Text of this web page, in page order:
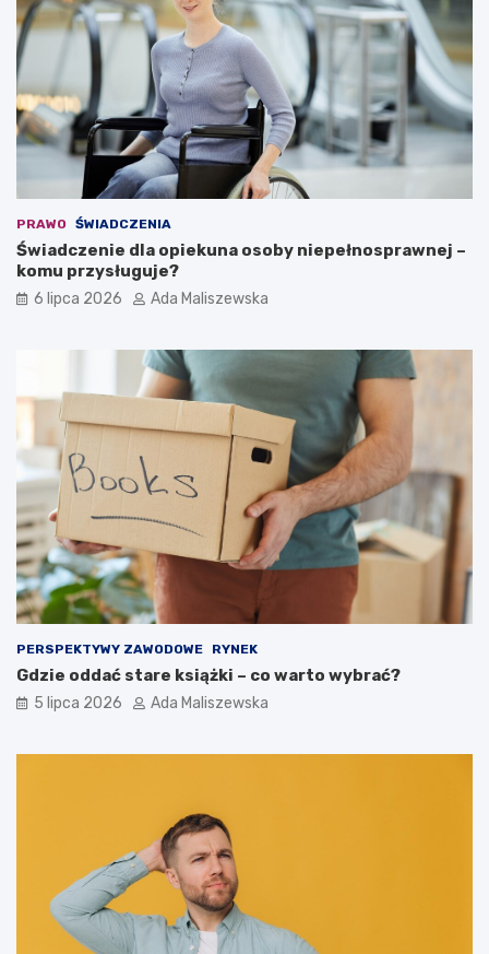
PRAWO ŚWIADCZENIA
Świadczenie dla opiekuna osoby niepełnosprawnej –
komu przysługuje?
6 lipca 2026 Ada Maliszewska
PERSPEKTYWY ZAWODOWE RYNEK
Gdzie oddać stare książki – co warto wybrać?
5 lipca 2026 Ada Maliszewska